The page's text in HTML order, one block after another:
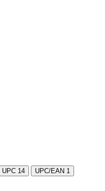
UPC 14 UPC/EAN 1